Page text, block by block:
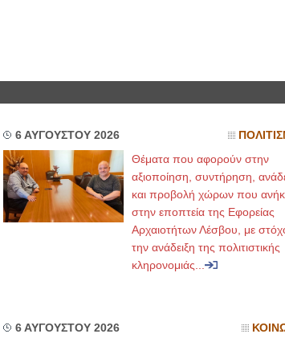
6 ΑΥΓΟΥΣΤΟΥ 2026
Θέματα που αφορούν στην
αξιοποίηση, συντήρηση,
και προβολή χώρων που
στην εποπτεία της Εφορείας
Αρχαιοτήτων Λέσβου, με
την ανάδειξη της πολιτιστικής
κληρονομιάς...
6 ΑΥΓΟΥΣΤΟΥ 2026